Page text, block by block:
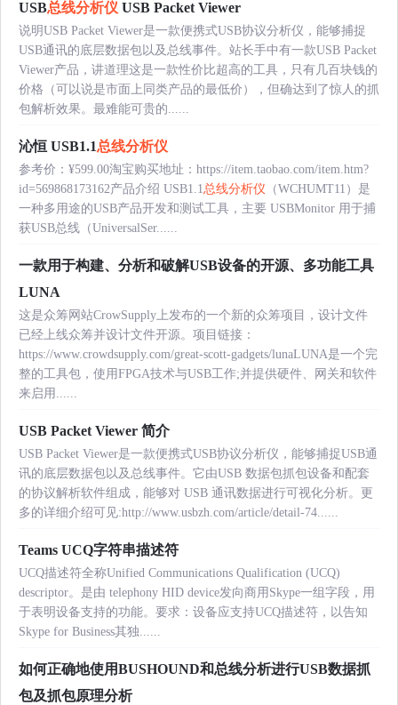
USB总线分析仪 USB Packet Viewer
说明USB Packet Viewer是一款便携式USB协议分析仪，能够捕捉
USB通讯的底层数据包以及总线事件。站长手中有一款USB Packet
Viewer产品，讲道理这是一款性价比超高的工具，只有几百块钱的
价格（可以说是市面上同类产品的最低价），但确达到了惊人的抓
包解析效果。最难能可贵的......
沁恒 USB1.1总线分析仪
参考价：¥599.00淘宝购买地址：https://item.taobao.com/item.htm?
id=569868173162产品介绍 USB1.1总线分析仪 （WCHUMT11）是
一种多用途的USB产品开发和测试工具，主要 USBMonitor 用于捕
获USB总线（UniversalSer......
一款用于构建、分析和破解USB设备的开源、多功能工具
LUNA
这是众筹网站CrowSupply上发布的一个新的众筹项目，设计文件
已经上线众筹并设计文件开源。项目链接：
https://www.crowdsupply.com/great-scott-gadgets/lunaLUNA是一个完
整的工具包，使用FPGA技术与USB工作;并提供硬件、网关和软件
来启用......
USB Packet Viewer 简介
USB Packet Viewer是一款便携式USB协议分析仪，能够捕捉USB通
讯的底层数据包以及总线事件。它由USB 数据包抓包设备和配套
的协议解析软件组成，能够对 USB 通讯数据进行可视化分析。更
多的详细介绍可见:http://www.usbzh.com/article/detail-74......
Teams UCQ字符串描述符
UCQ描述符全称Unified Communications Qualification (UCQ)
descriptor。是由 telephony HID device发向商用Skype一组字段，用
于表明设备支持的功能。要求：设备应支持UCQ描述符，以告知
Skype for Business其独......
如何正确地使用BUSHOUND和总线分析进行USB数据抓
包及抓包原理分析